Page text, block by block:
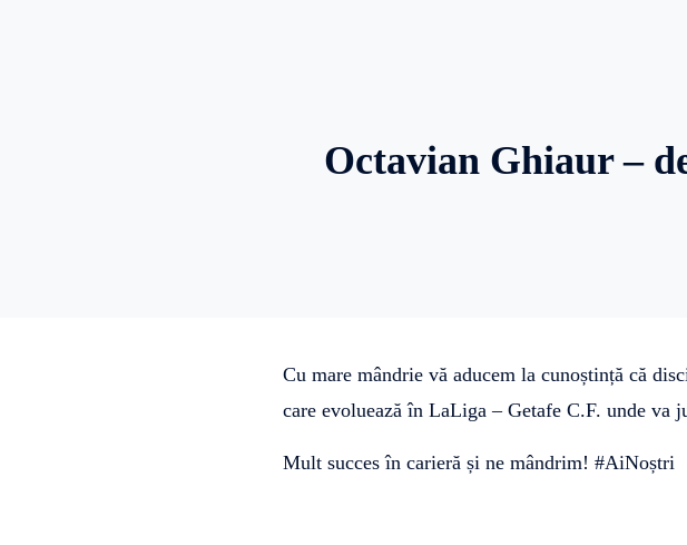
Octavian Ghiaur –
Cu mare mândrie vă aducem la cunoștință că
care evoluează în LaLiga – Getafe C.F. unde va
Mult succes în carieră și ne mândrim! #AiNoștri